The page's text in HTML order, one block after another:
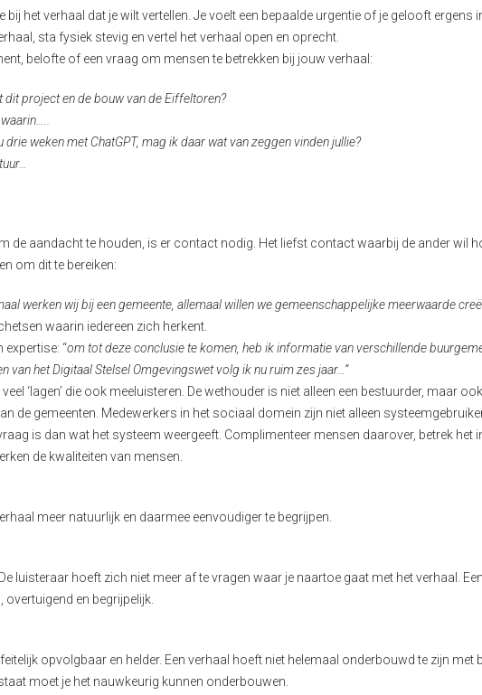
bij het verhaal dat je wilt vertellen. Je voelt een bepaalde urgentie of je gelooft ergens
sta fysiek stevig en vertel het verhaal open en oprecht.
belofte of een vraag om mensen te betrekken bij jouw verhaal:
project en de bouw van de Eiffeltoren?
weken met ChatGPT, mag ik daar wat van zeggen vinden jullie?
de aandacht te houden, is er contact nodig. Het liefst contact waarbij de ander wil
om dit te bereiken:
werken wij bij een gemeente, allemaal willen we gemeenschappelijke meerwaarde
waarin iedereen zich herkent.
“om tot deze conclusie te komen, heb ik informatie van verschillende
van het Digitaal Stelsel Omgevingswet volg ik nu ruim zes jaar…”
‘lagen’ die ook meeluisteren. De wethouder is niet alleen een bestuurder, maar
de gemeenten. Medewerkers in het sociaal domein zijn niet alleen
is dan wat het systeem weergeeft. Complimenteer mensen daarover, betrek het
de kwaliteiten van mensen.
meer natuurlijk en daarmee eenvoudiger te begrijpen.
luisteraar hoeft zich niet meer af te vragen waar je naartoe gaat met het verhaal.
en begrijpelijk.
opvolgbaar en helder. Een verhaal hoeft niet helemaal onderbouwd te zijn met
moet je het nauwkeurig kunnen onderbouwen.